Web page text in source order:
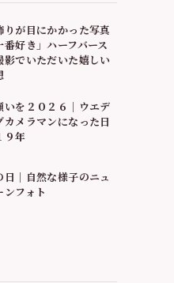
りが目にかかった写真
番好き」ハーフバース
影でいただいた嬉しい
いを２０２６｜ウエデ
カメラマンになった日
９年
日｜自然な様子のニュ
ンフォト